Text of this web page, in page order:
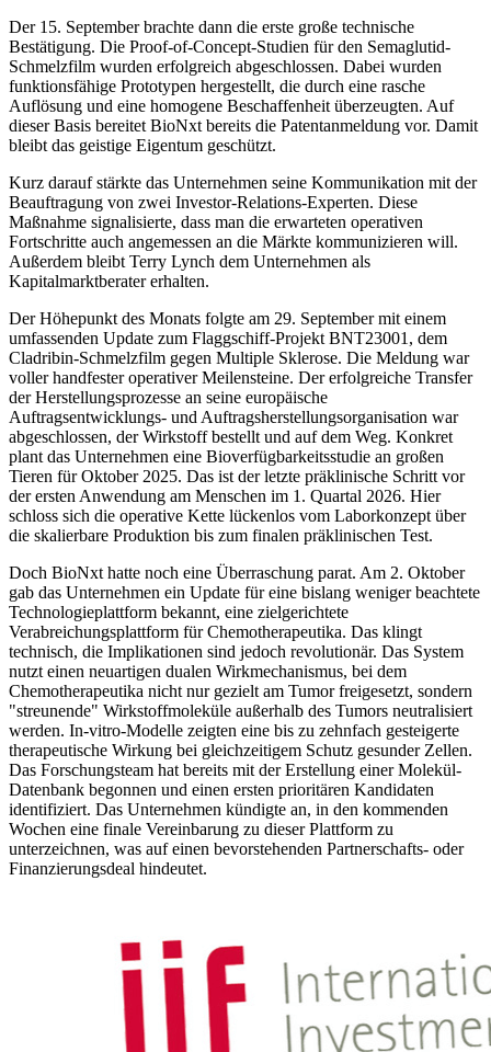
Der 15. September brachte dann die erste große technische
Bestätigung. Die Proof-of-Concept-Studien für den Semaglutid-
Schmelzfilm wurden erfolgreich abgeschlossen. Dabei wurden
funktionsfähige Prototypen hergestellt, die durch eine rasche
Auflösung und eine homogene Beschaffenheit überzeugten. Auf
dieser Basis bereitet BioNxt bereits die Patentanmeldung vor. Damit
bleibt das geistige Eigentum geschützt.
Kurz darauf stärkte das Unternehmen seine Kommunikation mit der
Beauftragung von zwei Investor-Relations-Experten. Diese
Maßnahme signalisierte, dass man die erwarteten operativen
Fortschritte auch angemessen an die Märkte kommunizieren will.
Außerdem bleibt Terry Lynch dem Unternehmen als
Kapitalmarktberater erhalten.
Der Höhepunkt des Monats folgte am 29. September mit einem
umfassenden Update zum Flaggschiff-Projekt BNT23001, dem
Cladribin-Schmelzfilm gegen Multiple Sklerose. Die Meldung war
voller handfester operativer Meilensteine. Der erfolgreiche Transfer
der Herstellungsprozesse an seine europäische
Auftragsentwicklungs- und Auftragsherstellungsorganisation war
abgeschlossen, der Wirkstoff bestellt und auf dem Weg. Konkret
plant das Unternehmen eine Bioverfügbarkeitsstudie an großen
Tieren für Oktober 2025. Das ist der letzte präklinische Schritt vor
der ersten Anwendung am Menschen im 1. Quartal 2026. Hier
schloss sich die operative Kette lückenlos vom Laborkonzept über
die skalierbare Produktion bis zum finalen präklinischen Test.
Doch BioNxt hatte noch eine Überraschung parat. Am 2. Oktober
gab das Unternehmen ein Update für eine bislang weniger beachtete
Technologieplattform bekannt, eine zielgerichtete
Verabreichungsplattform für Chemotherapeutika. Das klingt
technisch, die Implikationen sind jedoch revolutionär. Das System
nutzt einen neuartigen dualen Wirkmechanismus, bei dem
Chemotherapeutika nicht nur gezielt am Tumor freigesetzt, sondern
"streunende" Wirkstoffmoleküle außerhalb des Tumors neutralisiert
werden. In-vitro-Modelle zeigten eine bis zu zehnfach gesteigerte
therapeutische Wirkung bei gleichzeitigem Schutz gesunder Zellen.
Das Forschungsteam hat bereits mit der Erstellung einer Molekül-
Datenbank begonnen und einen ersten prioritären Kandidaten
identifiziert. Das Unternehmen kündigte an, in den kommenden
Wochen eine finale Vereinbarung zu dieser Plattform zu
unterzeichnen, was auf einen bevorstehenden Partnerschafts- oder
Finanzierungsdeal hindeutet.